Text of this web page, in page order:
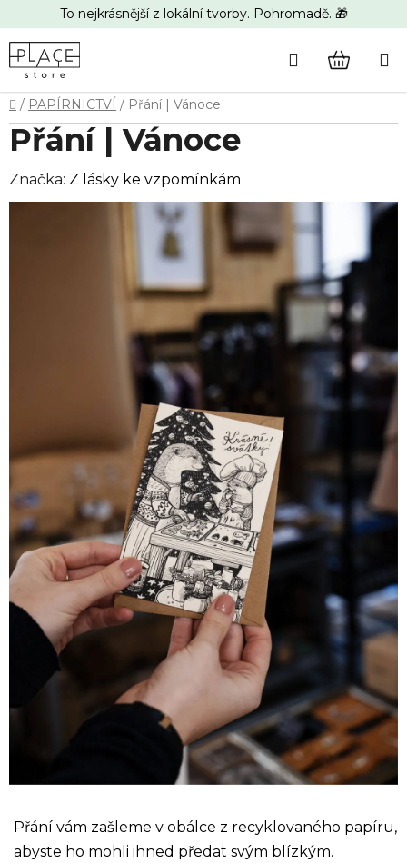
na
obsah
To nejkrásnější z lokální tvorby. Pohromadě. 🎁
Hledat
Domů
/ PAPÍRNICTVÍ / Přání | Vánoce
Přání vám zašleme v obálce z recyklovaného papíru,
abyste ho mohli ihned předat svým blízkým.
Přání | Vánoce
Značka: Z lásky ke vzpomínkám